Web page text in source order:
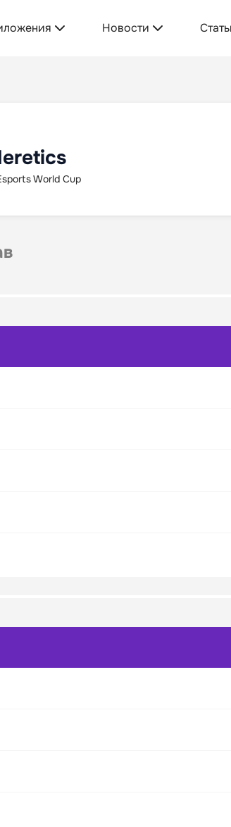
Новости
World Cup